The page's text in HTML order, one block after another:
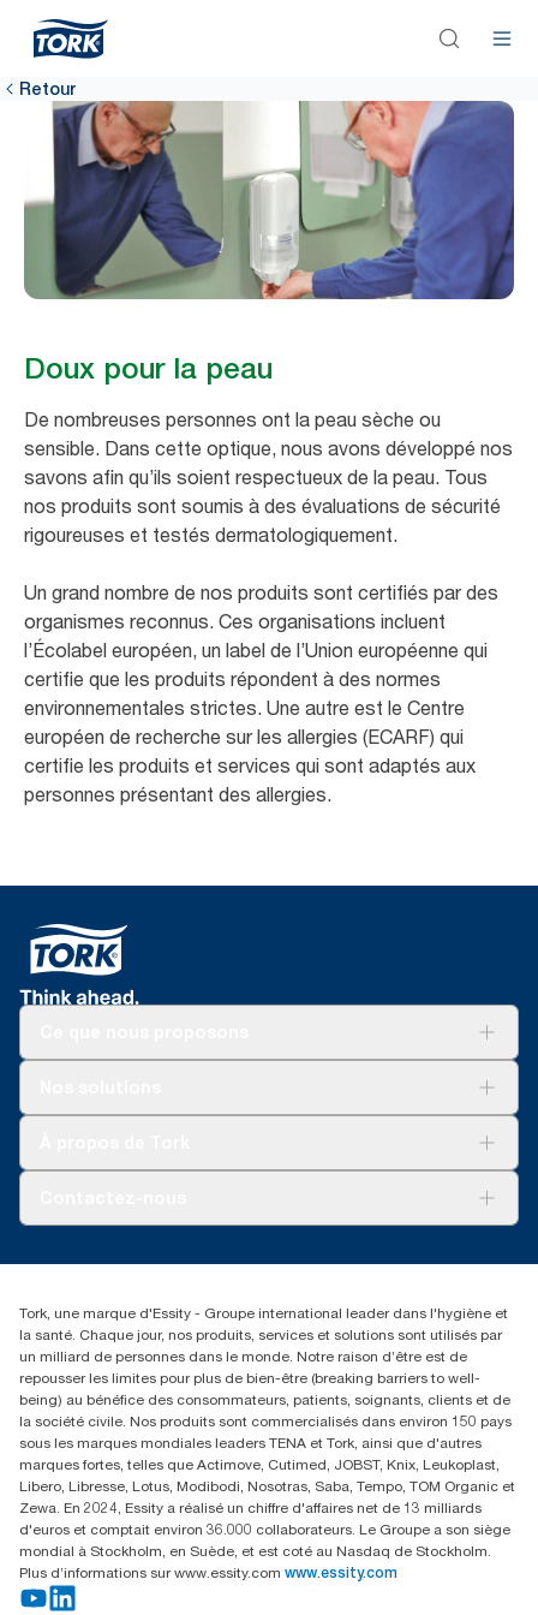
Retour
Doux pour la peau
De nombreuses personnes ont la peau sèche ou
sensible. Dans cette optique, nous avons développé nos
savons afin qu’ils soient respectueux de la peau. Tous
nos produits sont soumis à des évaluations de sécurité
rigoureuses et testés dermatologiquement.
Un grand nombre de nos produits sont certifiés par des
organismes reconnus. Ces organisations incluent
l’Écolabel européen, un label de l’Union européenne qui
certifie que les produits répondent à des normes
environnementales strictes. Une autre est le Centre
européen de recherche sur les allergies (ECARF) qui
certifie les produits et services qui sont adaptés aux
personnes présentant des allergies. ​
+216 71 11 60 00
52 Rue 8601 ZI CHARGUIA 1
BP194.Tunis, Tunisie
Tork, une marque d'Essity - Groupe international leader dans l'hygiène et
la santé. Chaque jour, nos produits, services et solutions sont utilisés par
un milliard de personnes dans le monde. Notre raison d’être est de
repousser les limites pour plus de bien-être (breaking barriers to well-
being) au bénéfice des consommateurs, patients, soignants, clients et de
la société civile. Nos produits sont commercialisés dans environ 150 pays
sous les marques mondiales leaders TENA et Tork, ainsi que d'autres
marques fortes, telles que Actimove, Cutimed, JOBST, Knix, Leukoplast,
Libero, Libresse, Lotus, Modibodi, Nosotras, Saba, Tempo, TOM Organic et
Zewa. En 2024, Essity a réalisé un chiffre d'affaires net de 13 milliards
d'euros et comptait environ 36.000 collaborateurs. Le Groupe a son siège
mondial à Stockholm, en Suède, et est coté au Nasdaq de Stockholm.
Plus d’informations sur www.essity.com www.essity.com